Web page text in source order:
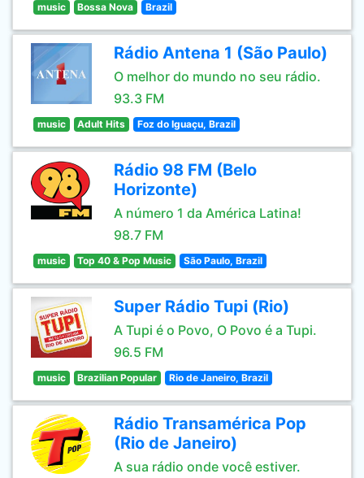
music Bossa Nova Brazil
Rádio Antena 1 (São Paulo)
O melhor do mundo no seu rádio.
93.3 FM
music Adult Hits Foz do Iguaçu, Brazil
Rádio 98 FM (Belo
Horizonte)
A número 1 da América Latina!
98.7 FM
music Top 40 & Pop Music São Paulo, Brazil
Super Rádio Tupi (Rio)
A Tupi é o Povo, O Povo é a Tupi.
96.5 FM
music Brazilian Popular Rio de Janeiro, Brazil
Rádio Transamérica Pop
(Rio de Janeiro)
A sua rádio onde você estiver.